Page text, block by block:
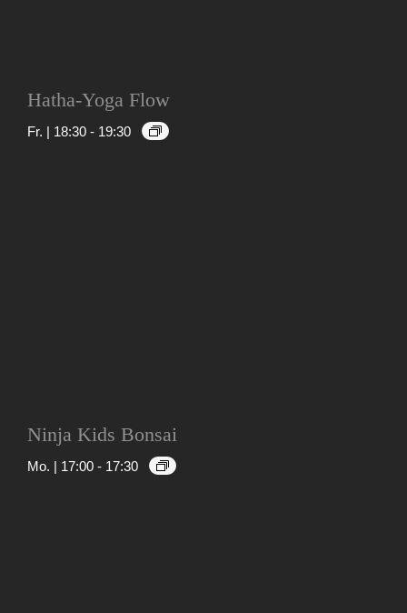
Hatha-Yoga Flow
Fr. | 18:30 - 19:30
Ninja Kids Bonsai
Mo. | 17:00 - 17:30